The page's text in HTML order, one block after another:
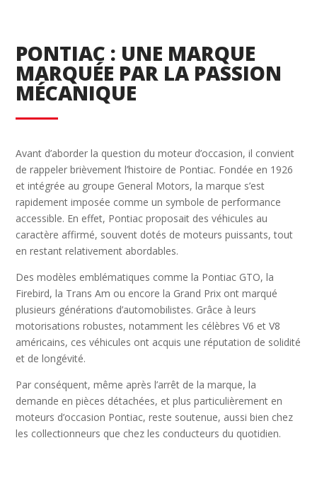
PONTIAC : UNE MARQUE
MARQUÉE PAR LA PASSION
MÉCANIQUE
Avant d’aborder la question du moteur d’occasion, il convient
de rappeler brièvement l’histoire de Pontiac. Fondée en 1926
et intégrée au groupe General Motors, la marque s’est
rapidement imposée comme un symbole de performance
accessible. En effet, Pontiac proposait des véhicules au
caractère affirmé, souvent dotés de moteurs puissants, tout
en restant relativement abordables.
Des modèles emblématiques comme la Pontiac GTO, la
Firebird, la Trans Am ou encore la Grand Prix ont marqué
plusieurs générations d’automobilistes. Grâce à leurs
motorisations robustes, notamment les célèbres V6 et V8
américains, ces véhicules ont acquis une réputation de solidité
et de longévité.
Par conséquent, même après l’arrêt de la marque, la
demande en pièces détachées, et plus particulièrement en
moteurs d’occasion Pontiac, reste soutenue, aussi bien chez
les collectionneurs que chez les conducteurs du quotidien.